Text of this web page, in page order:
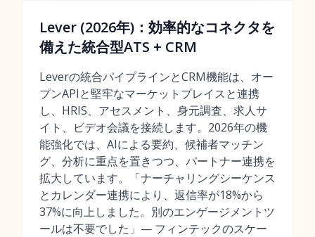
Lever (2026年)：効率的なコネクタを
備えた統合型ATS + CRM
Leverの統合パイプラインとCRM機能は、オー
プンAPIと堅牢なマーケットプレイスと連携
し、HRIS、アセスメント、身元調査、求人サ
イト、ビデオ会議を接続します。2026年の機
能強化では、AIによる要約、候補者マッチン
グ、分析に重点を置きつつ、パートナー連携を
拡大しています。「ナーチャリングシーケンス
とカレンダー連携により、返信率が18%から
37%に向上しました。別のエンゲージメントツ
ールは不要でした」— フィンテックのスケー